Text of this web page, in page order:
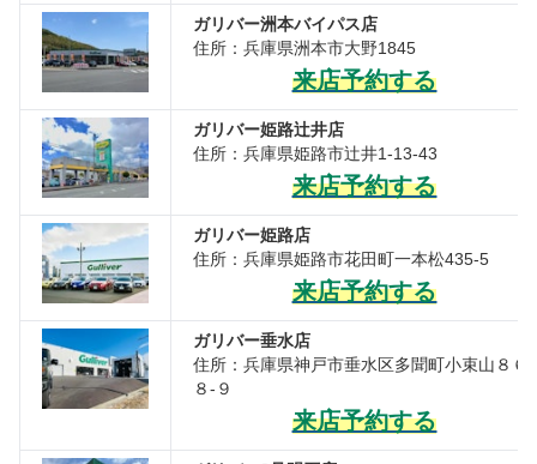
ガリバー洲本バイパス店
住所：兵庫県洲本市大野1845
来店予約する
ガリバー姫路辻井店
住所：兵庫県姫路市辻井1-13-43
来店予約する
ガリバー姫路店
住所：兵庫県姫路市花田町一本松435-5
来店予約する
ガリバー垂水店
住所：兵庫県神戸市垂水区多聞町小束山８６
８-９
来店予約する